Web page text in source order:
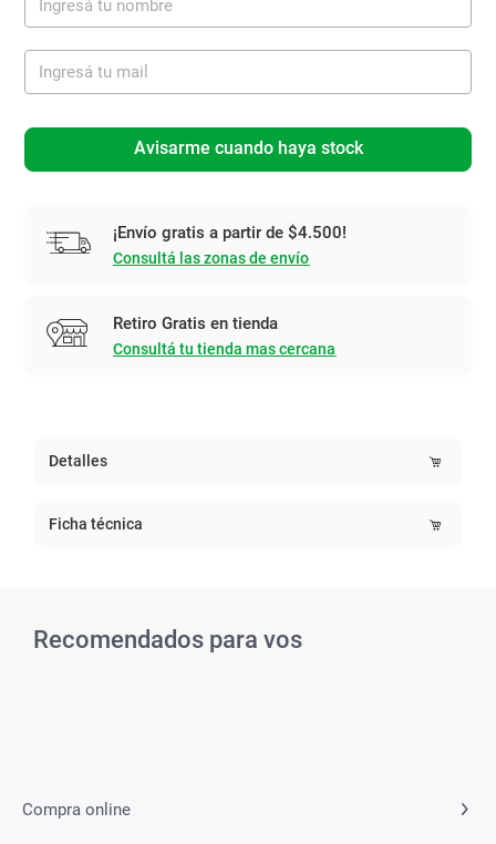
Avisarme cuando haya stock
¡Envío gratis a partir de $4.500!
Consultá las zonas de envío
Retiro Gratis en tienda
Consultá tu tienda mas cercana
Detalles
Ficha técnica
Recomendados para vos